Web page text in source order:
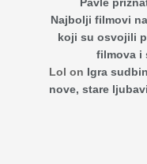
Najbolji filmovi
koji su osvojili
filmova i
Lol on Igra
nove, stare